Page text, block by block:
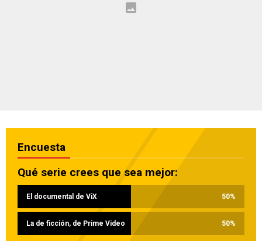
Encuesta
Qué serie crees que sea mejor:
El documental de ViX 50%
La de ficción, de Prime Video 50%